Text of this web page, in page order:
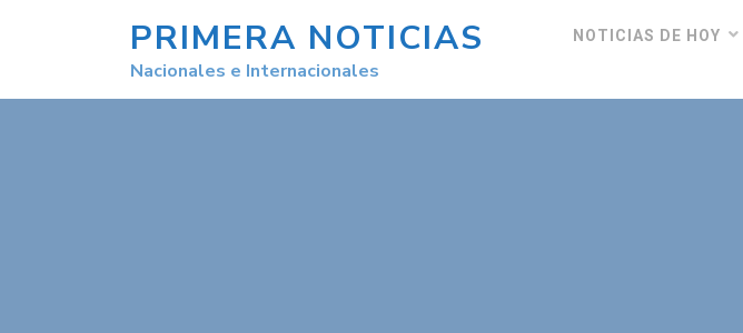
PRIMERA NOTICIAS
Nacionales e Internacionales
NOTICIAS DE HOY